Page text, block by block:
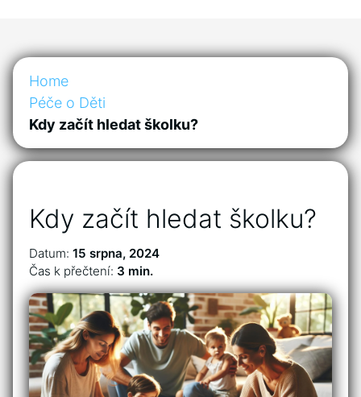
Home
Péče o Děti
Kdy začít hledat školku?
Kdy začít hledat školku?
Datum: 15 srpna, 2024
Čas k přečtení: 3 min.